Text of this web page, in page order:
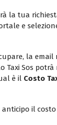
la tua
e
la email
Taxi Sos
è il Costo
anticipo il